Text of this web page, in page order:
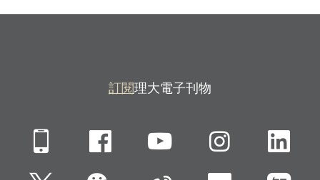
訂閱理大電子刊物
Mobile FacebookYouTube